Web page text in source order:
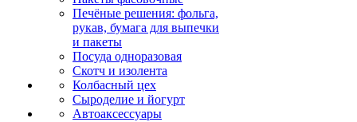
Печёные решения: фольга,
рукав, бумага для выпечки
и пакеты
Посуда одноразовая
Скотч и изолента
Колбасный цех
Сыроделие и йогурт
Автоаксессуары